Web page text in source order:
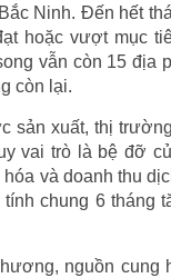
Ninh. Đến hết
hoặc vượt mục
vẫn còn 15 địa
còn lại.
sản xuất, thị
vai trò là bệ đỡ
và doanh thu
chung 6 tháng
nguồn cung